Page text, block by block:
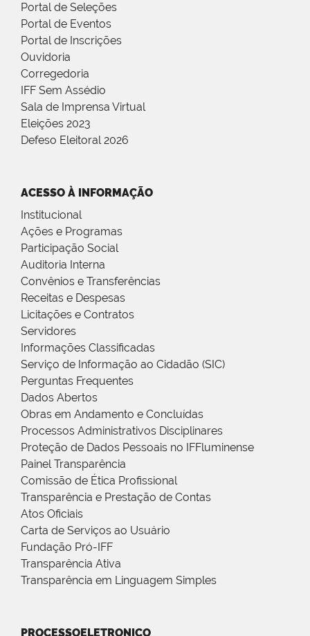
Portal de Seleções
Portal de Eventos
Portal de Inscrições
Ouvidoria
Corregedoria
IFF Sem Assédio
Sala de Imprensa Virtual
Eleições 2023
Defeso Eleitoral 2026
ACESSO À INFORMAÇÃO
Institucional
Ações e Programas
Participação Social
Auditoria Interna
Convênios e Transferências
Receitas e Despesas
Licitações e Contratos
Servidores
Informações Classificadas
Serviço de Informação ao Cidadão (SIC)
Perguntas Frequentes
Dados Abertos
Obras em Andamento e Concluídas
Processos Administrativos Disciplinares
Proteção de Dados Pessoais no IFFluminense
Painel Transparência
Comissão de Ética Profissional
Transparência e Prestação de Contas
Atos Oficiais
Carta de Serviços ao Usuário
Fundação Pró-IFF
Transparência Ativa
Transparência em Linguagem Simples
PROCESSOELETRONICO